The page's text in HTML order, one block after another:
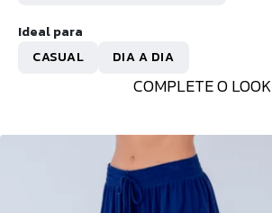
COMPLETE O LOOK
Ideal para
CASUAL
DIA A DIA